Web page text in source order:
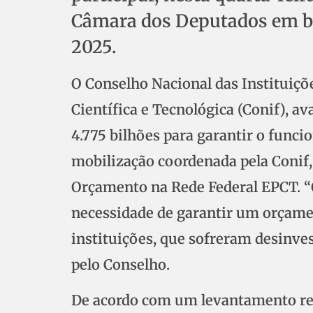
Câmara dos Deputados em
2025.
O Conselho Nacional das
Científica e Tecnológica (Conif),
4.775 bilhões para garantir o
mobilização coordenada pela
Orçamento na Rede Federal
necessidade de garantir um
instituições, que sofreram
pelo Conselho.
De acordo com um levantamento